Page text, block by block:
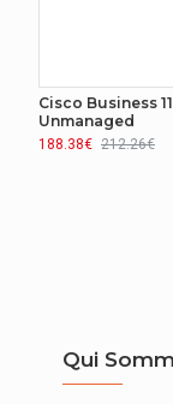
Protocoles de
RÉSEAU
Port mirroring
Cisco Business
Unmanaged
188.38€ 212.26€
Qui